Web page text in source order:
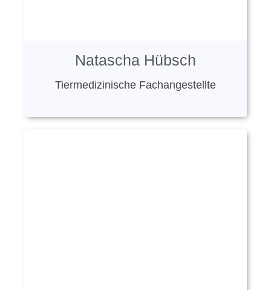
Natascha Hübsch
Tiermedizinische Fachangestellte